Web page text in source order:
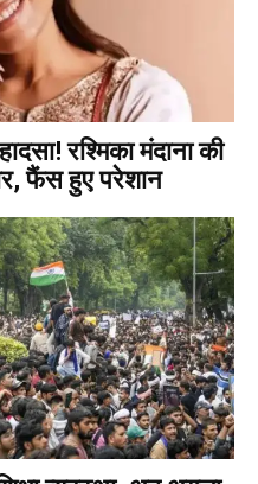
रश्मिका मंदाना की
फैंस हुए परेशान